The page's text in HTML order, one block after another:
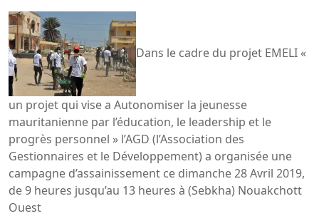
Dans le cadre du projet EMELI «
un projet qui vise a Autonomiser la jeunesse
mauritanienne par l’éducation, le leadership et le
progrès personnel » l’AGD (l’Association des
Gestionnaires et le Développement) a organisée une
campagne d’assainissement ce dimanche 28 Avril 2019,
de 9 heures jusqu’au 13 heures à (Sebkha) Nouakchott
Ouest